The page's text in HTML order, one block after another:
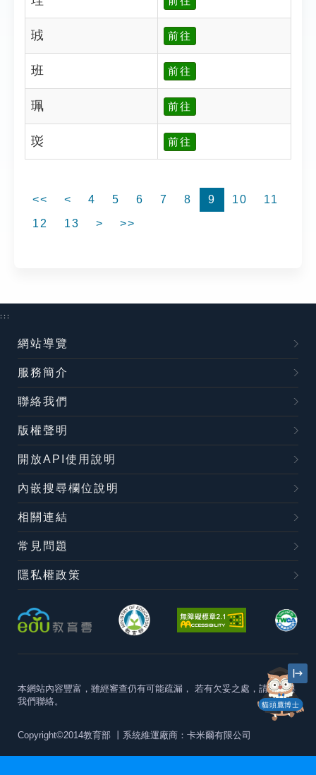
珬 前往
班 前往
珮 前往
珳 前往
<< < 4 5 6 7 8 9 10
11
12
13 > >>
貓頭鷹博士
:::
網站導覽
服務簡介
聯絡我們
版權聲明
開放API使用說明
內嵌搜尋欄位說明
相關連結
常見問題
隱私權政策
本網站內容豐富，雖經審查仍有可能疏漏， 若有欠妥之處，請隨時與
我們聯絡。
Copyright©2014教育部 丨系統維運廠商：卡米爾有限公司